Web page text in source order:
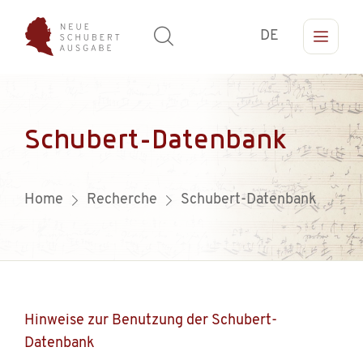
DE
Schubert-Datenbank
Home Recherche Schubert-Datenbank
Hinweise zur Benutzung der Schubert-
Datenbank